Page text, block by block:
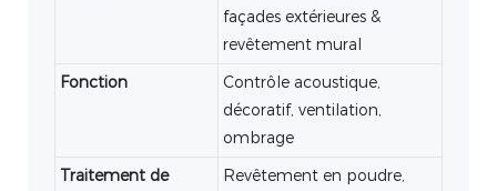
façades extérieures &
revêtement mural
Fonction
Contrôle acoustique,
décoratif, ventilation,
ombrage
Traitement de
Revêtement en poudre,